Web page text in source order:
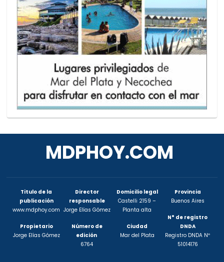
MDPHOY.COM
Titulo de la
publicación
www.mdphoy.com
Propietario
Jorge Elías Gómez
Director
responsable
Jorge Elías Gómez
Número de
edición
6764
Domicilio legal
Castelli 2159 –
Planta alta
Ciudad
Mar del Plata
Provincia
Buenos Aires
N° de registro
DNDA
Registro DNDA Nº
51014176